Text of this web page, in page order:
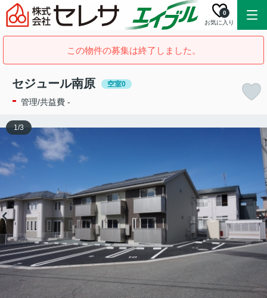
お気に入り
0
この物件の募集は終了しました。
セジュール南原 空室0
- 管理/共益費 -
1/3